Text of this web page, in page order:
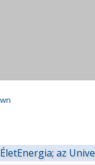
ÉletEnergia; az